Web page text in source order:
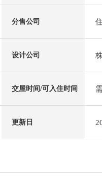
分售公司
设计公司
交屋时间/可入住时间
更新日